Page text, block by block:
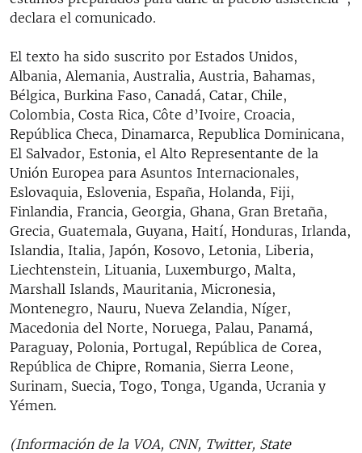
declara el comunicado.
El texto ha sido suscrito por Estados Unidos,
Albania, Alemania, Australia, Austria, Bahamas,
Bélgica, Burkina Faso, Canadá, Catar, Chile,
Colombia, Costa Rica, Côte d’Ivoire, Croacia,
República Checa, Dinamarca, Republica Dominicana,
El Salvador, Estonia, el Alto Representante de la
Unión Europea para Asuntos Internacionales,
Eslovaquia, Eslovenia, España, Holanda, Fiji,
Finlandia, Francia, Georgia, Ghana, Gran Bretaña,
Grecia, Guatemala, Guyana, Haití, Honduras, Irlanda,
Islandia, Italia, Japón, Kosovo, Letonia, Liberia,
Liechtenstein, Lituania, Luxemburgo, Malta,
Marshall Islands, Mauritania, Micronesia,
Montenegro, Nauru, Nueva Zelandia, Níger,
Macedonia del Norte, Noruega, Palau, Panamá,
Paraguay, Polonia, Portugal, República de Corea,
República de Chipre, Romania, Sierra Leone,
Surinam, Suecia, Togo, Tonga, Uganda, Ucrania y
Yémen.
(Información de la VOA, CNN, Twitter, State